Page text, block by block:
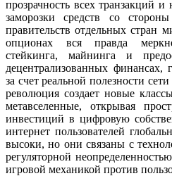
прозрачность всех транзакций
заморозки средств со
правительств отдельных стран
опционах вся правда
стейкинга, майнинга и
децентрализованных финансах,
за счет реальной полезности
революция создает новые
метавселенные, открывая
инвестиций в цифровую
интернет пользователей
высоки, но они связаны с
регуляторной
игровой механикой против